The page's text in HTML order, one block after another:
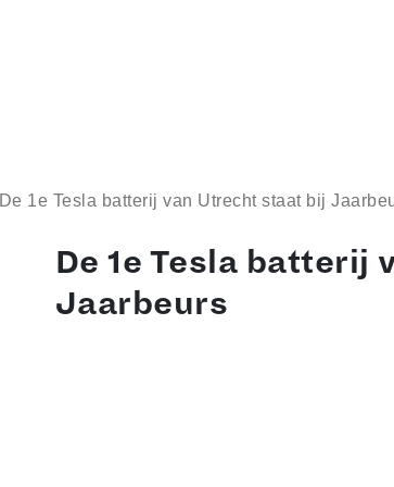
De 1e Tesla batterij van Utrecht staat bij
De 1e Tesla batterij
Jaarbeurs